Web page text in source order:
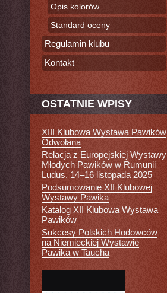
Opis kolorów
Standard oceny
Regulamin klubu
Kontakt
OSTATNIE WPISY
XIII Klubowa Wystawa Pawików
Odwołana
Relacja z Europejskiej Wystawy
Młodych Pawików w Rumunii –
Ludus, 14–16 listopada 2025
Podsumowanie XII Klubowej
Wystawy Pawika
Katalog XII Klubowa Wystawa
Pawików
Sukcesy Polskich Hodowców
na Niemieckiej Wystawie
Pawika w Taucha